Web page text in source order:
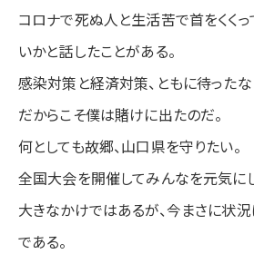
コロナで死ぬ人と生活苦で首をくく
いかと話したことがある。
感染対策と経済対策、ともに待ったな
だからこそ僕は賭けに出たのだ。
何としても故郷、山口県を守りたい。
全国大会を開催してみんなを元気に
大きなかけではあるが、今まさに状況
である。